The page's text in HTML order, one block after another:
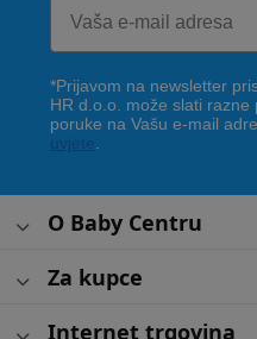
*Prijavom na newsletter
HR d.o.o. može slati
poruke na Vašu e-mail
O Baby Centru
Za kupce
Internet trgovina